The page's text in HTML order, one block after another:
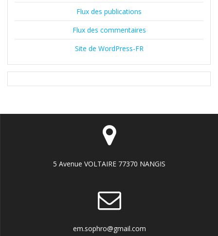
Flux des publications
Flux des commentaires
Site de WordPress-FR
5 Avenue VOLTAIRE 77370 NANGIS
em.sophro@gmail.com